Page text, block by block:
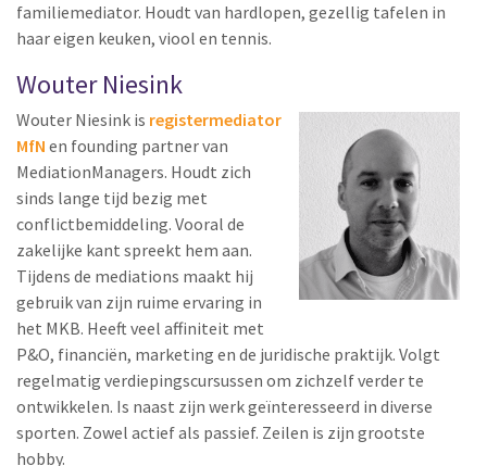
familiemediator. Houdt van hardlopen, gezellig tafelen in
haar eigen keuken, viool en tennis.
Wouter Niesink
Wouter Niesink is registermediator
MfN en founding partner van
MediationManagers. Houdt zich
sinds lange tijd bezig met
conflictbemiddeling. Vooral de
zakelijke kant spreekt hem aan.
Tijdens de mediations maakt hij
gebruik van zijn ruime ervaring in
het MKB. Heeft veel affiniteit met
P&O, financiën, marketing en de juridische praktijk. Volgt
regelmatig verdiepingscursussen om zichzelf verder te
ontwikkelen. Is naast zijn werk geïnteresseerd in diverse
sporten. Zowel actief als passief. Zeilen is zijn grootste
hobby.